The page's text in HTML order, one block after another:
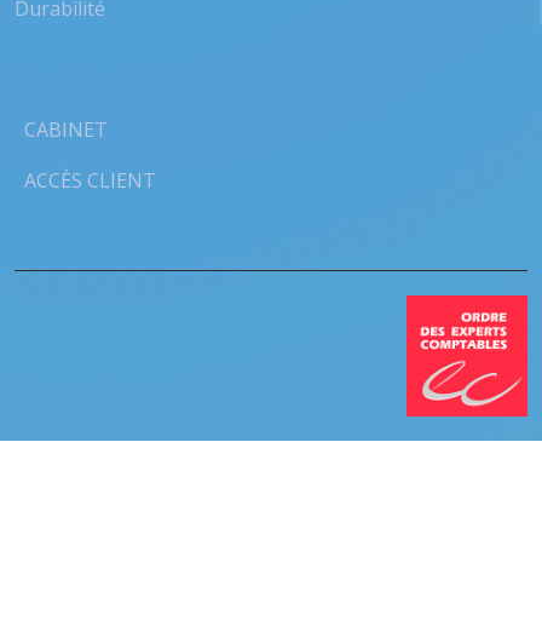
Durabilité
CABINET
ACCÈS CLIENT